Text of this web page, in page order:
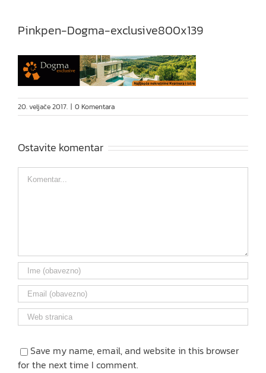
Pinkpen-Dogma-exclusive800x139
20. veljače 2017. | 0 Komentara
Ostavite komentar
Comment
Save my name, email, and website in this browser
for the next time I comment.